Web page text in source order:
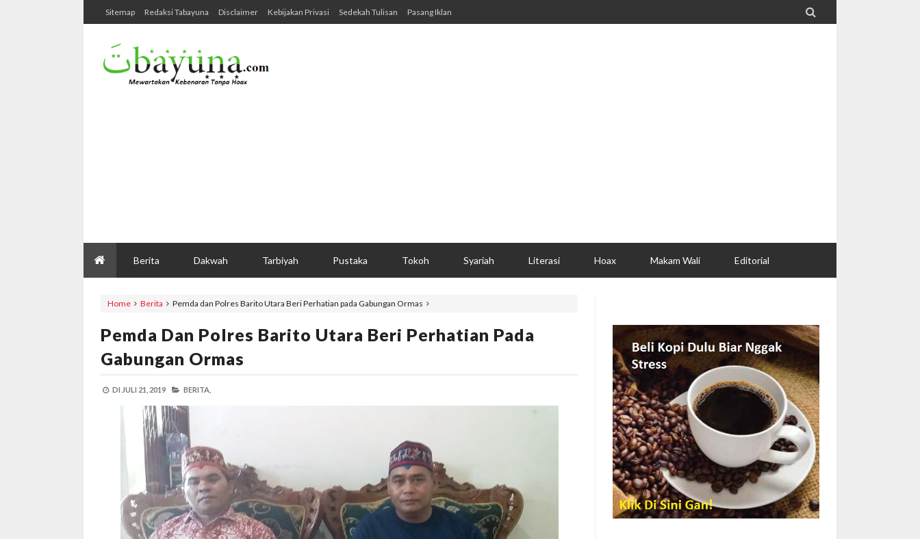
Sitemap Redaksi Tabayuna Disclaimer Kebijakan Privasi Sedekah Tulisan Pasang Iklan 
Berita Dakwah Tarbiyah Pustaka Tokoh Syariah Literasi Hoax Makam Wali Editorial
Home Berita Pemda dan Polres Barito Utara Beri Perhatian pada Gabungan Ormas
Pemda Dan Polres Barito Utara Beri Perhatian Pada
Gabungan Ormas
DI JULI 21, 2019 BERITA,